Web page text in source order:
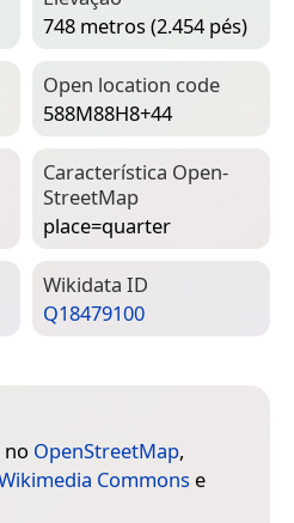
748 metros (2.454 pés)
Open location code
588M88H8+44
Característica Open­
Street­Map
place=­quarter
Wiki­data ID
Q18479100
no OpenStreetMap,
Commons e